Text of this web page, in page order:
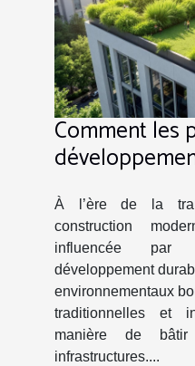
Comment les
transforment-
construction
À l’ère de la
construction
influencée
développement
environnementaux
traditionnelles et
manière de
infrastructures....